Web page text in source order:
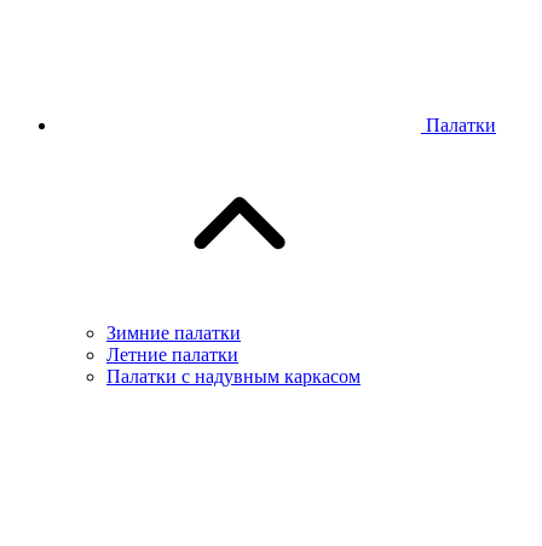
Палатки
Зимние палатки
Летние палатки
Палатки с надувным каркасом